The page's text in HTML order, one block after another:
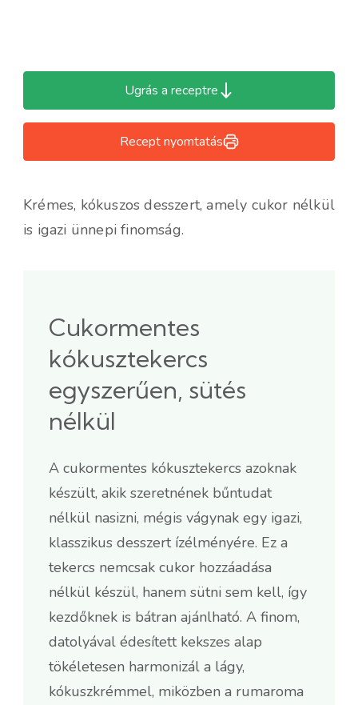
Ugrás a receptre
Recept nyomtatás
Krémes, kókuszos desszert, amely cukor nélkül
is igazi ünnepi finomság.
Cukormentes
kókusztekercs
egyszerűen, sütés
nélkül
A cukormentes kókusztekercs azoknak
készült, akik szeretnének bűntudat
nélkül nasizni, mégis vágynak egy igazi,
klasszikus desszert ízélményére. Ez a
tekercs nemcsak cukor hozzáadása
nélkül készül, hanem sütni sem kell, így
kezdőknek is bátran ajánlható. A finom,
datolyával édesített kekszes alap
tökéletesen harmonizál a lágy,
kókuszkrémmel, miközben a rumaroma